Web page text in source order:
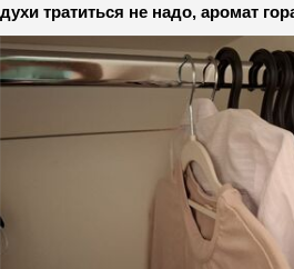
духи тратиться не надо, аромат